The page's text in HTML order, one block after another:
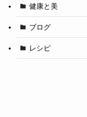
健康と美
ブログ
レシピ